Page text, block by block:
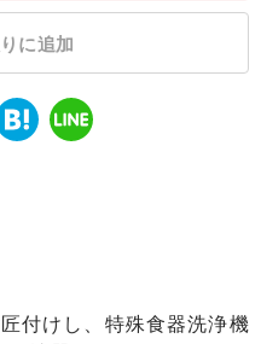
に追加
付けし、特殊食器洗浄機